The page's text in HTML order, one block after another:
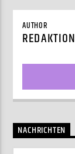
AUTHOR
REDAKTION
NACHRICHTEN